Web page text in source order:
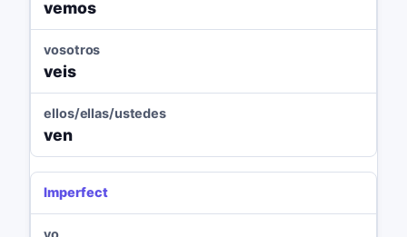
vemos
vosotros
veis
ellos/ellas/ustedes
ven
Imperfect
yo